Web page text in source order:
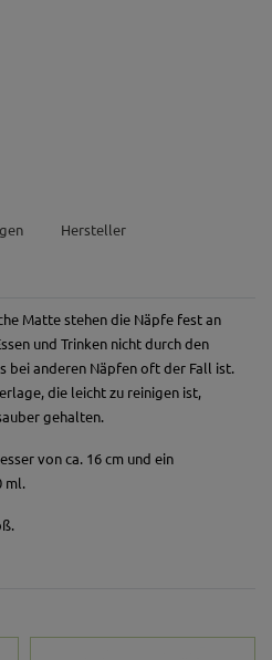
Hersteller
Matte stehen die Näpfe fest an
und Trinken nicht durch den
bei anderen Näpfen oft der Fall ist.
die leicht zu reinigen ist,
gehalten.
von ca. 16 cm und ein
ml.